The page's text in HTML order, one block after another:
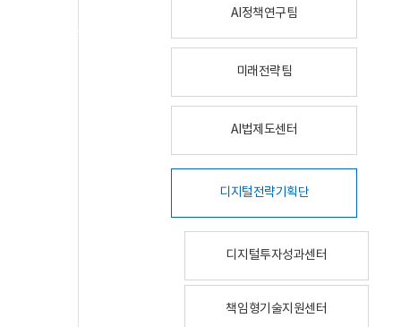
AI정책연구팀
미래전략팀
AI법제도센터
디지털전략기획단
디지털투자성과센터
책임형기술지원센터